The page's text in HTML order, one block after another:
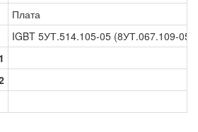
Плата
IGBT 5УТ.514.105-05 (8УТ.067.109-05)